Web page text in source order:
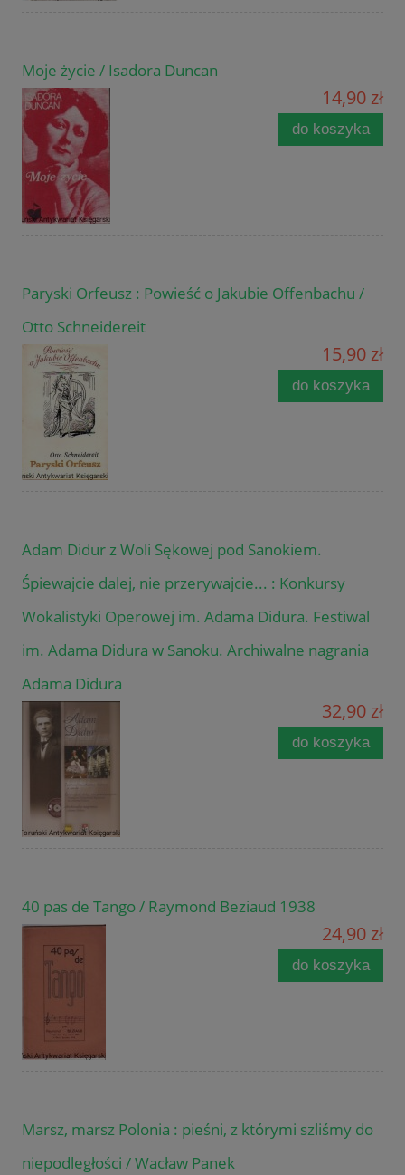
Moje życie / Isadora Duncan
14,90 zł
do koszyka
Paryski Orfeusz : Powieść o Jakubie Offenbachu /
Otto Schneidereit
15,90 zł
do koszyka
Adam Didur z Woli Sękowej pod Sanokiem.
Śpiewajcie dalej, nie przerywajcie... : Konkursy
Wokalistyki Operowej im. Adama Didura. Festiwal
im. Adama Didura w Sanoku. Archiwalne nagrania
Adama Didura
32,90 zł
do koszyka
40 pas de Tango / Raymond Beziaud 1938
24,90 zł
do koszyka
Marsz, marsz Polonia : pieśni, z którymi szliśmy do
niepodległości / Wacław Panek